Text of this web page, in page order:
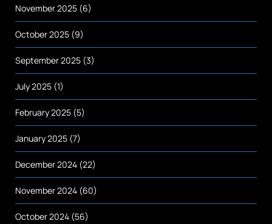
November 2025 (6)
October 2025 (9)
September 2025 (3)
July 2025 (1)
February 2025 (5)
January 2025 (7)
December 2024 (22)
November 2024 (60)
October 2024 (56)